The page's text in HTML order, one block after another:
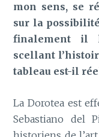
mon sens, se
sur la
finalement il
scellant
tableau est-il
La Dorotea est
Sebastiano del